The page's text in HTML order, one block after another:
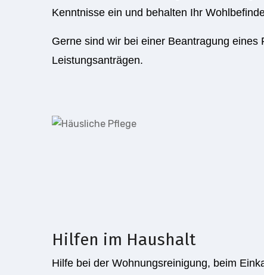
Kenntnisse ein und behalten Ihr
Gerne sind wir bei einer Beantragung
Leistungsanträgen.
Hilfen im Haushalt
Hilfe bei der Wohnungsreinigung, beim